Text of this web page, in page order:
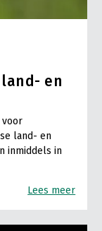
en
voor
land- en
inmiddels in
Lees meer